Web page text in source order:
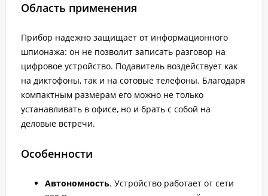
Область применения
Прибор надежно защищает от информационного
шпионажа: он не позволит записать разговор на
цифровое устройство. Подавитель воздействует как
на диктофоны, так и на сотовые телефоны. Благодаря
компактным размерам его можно не только
устанавливать в офисе, но и брать с собой на
деловые встречи.
Особенности
Автономность. Устройство работает от сети